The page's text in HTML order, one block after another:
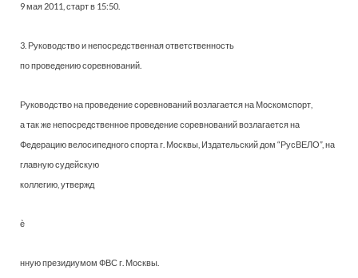
9 мая 2011, старт в 15:50.
3. Руководство и непосредственная ответственность
по проведению соревнований.
Руководство на проведение соревнований возлагается на Москомспорт,
а так же непосредственное проведение соревнований возлагается на
Федерацию велосипедного спорта г. Москвы, Издательский дом “РусВЕЛО”, на
главную судейскую
коллегию, утвержд
ѐ
нную президиумом ФВС г. Москвы.